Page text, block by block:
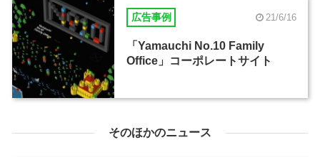
広告事例 21/6/16
「Yamauchi No.10 Family
Office」コーポレートサイト
そのほかのニュース